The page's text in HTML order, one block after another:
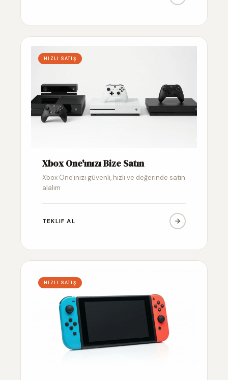
HIZLI SATIŞ
Xbox One'ınızı Bize Satın
Xbox One'ınızı güvenli, hızlı ve değerinde satın
alalım
TEKLIF AL
HIZLI SATIŞ